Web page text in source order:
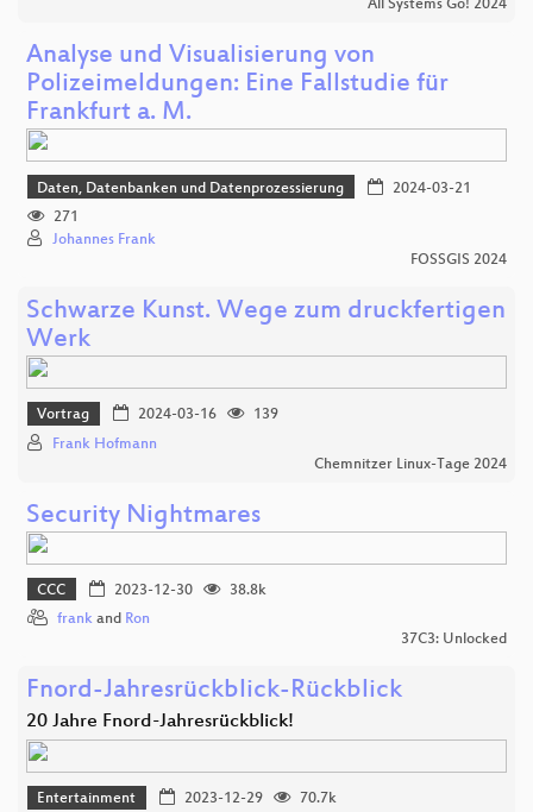
All Systems Go! 2024
Analyse und Visualisierung von
Polizeimeldungen: Eine Fallstudie für
Frankfurt a. M.
Daten, Datenbanken und Datenprozessierung
2024-03-21
271
Johannes Frank
FOSSGIS 2024
Schwarze Kunst. Wege zum druckfertigen
Werk
Vortrag 2024-03-16
139
Frank Hofmann
Chemnitzer Linux-Tage 2024
Security Nightmares
CCC 2023-12-30
38.8k
frank and Ron
37C3: Unlocked
Fnord-Jahresrückblick-Rückblick
20 Jahre Fnord-Jahresrückblick!
Entertainment 2023-12-29
70.7k